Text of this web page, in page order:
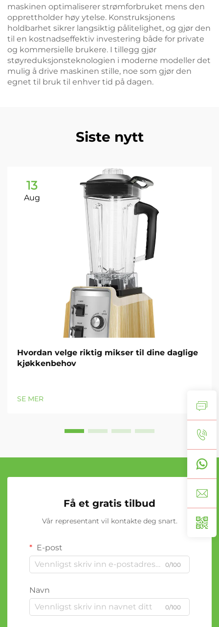
maskinen optimaliserer strømforbruket mens den
opprettholder høy ytelse. Konstruksjonens
holdbarhet sikrer langsiktig pålitelighet, og gjør den
til en kostnadseffektiv investering både for private
og kommersielle brukere. I tillegg gjør
støyreduksjonsteknologien i moderne modeller det
mulig å drive maskinen stille, noe som gjør den
egnet til bruk til enhver tid på dagen.
Siste nytt
13
Aug
Hvordan velge riktig mikser til dine daglige
kjøkkenbehov
SE MER
Få et gratis tilbud
Vår representant vil kontakte deg snart.
E-post
0/100
Navn
0/100